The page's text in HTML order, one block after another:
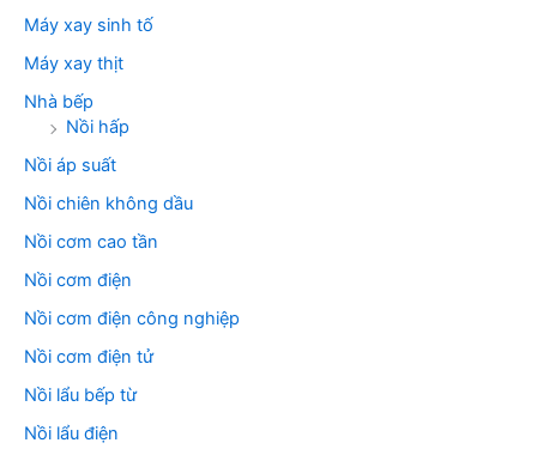
Máy xay sinh tố
Máy xay thịt
Nhà bếp
Nồi hấp
Nồi áp suất
Nồi chiên không dầu
Nồi cơm cao tần
Nồi cơm điện
Nồi cơm điện công nghiệp
Nồi cơm điện tử
Nồi lẩu bếp từ
Nồi lẩu điện